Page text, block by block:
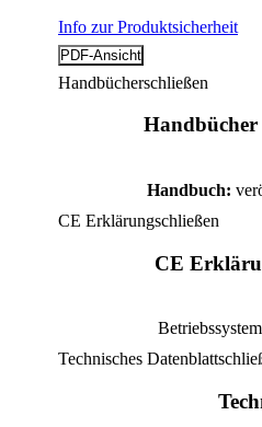
Info zur Produktsicherheit
Handbücherschließen
Handbücher
Handbuch:
CE Erklärungschließen
CE
Technisches Datenblatt